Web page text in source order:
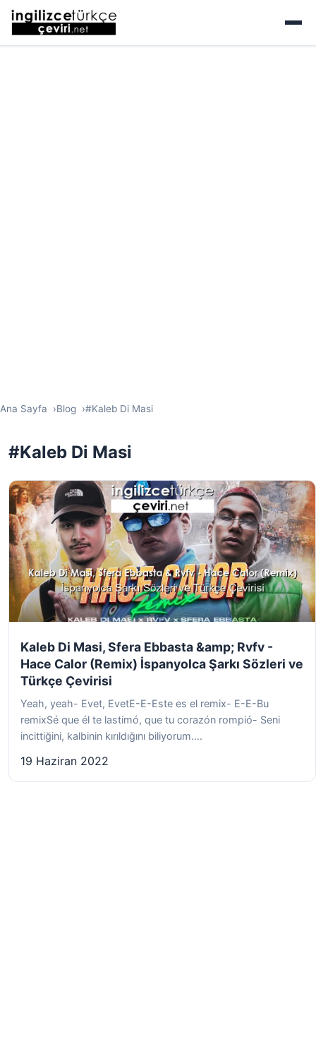
Ana Sayfa Blog #Kaleb Di Masi
#Kaleb Di Masi
Kaleb Di Masi, Sfera Ebbasta &amp; Rvfv -
Hace Calor (Remix) İspanyolca Şarkı Sözleri ve
Türkçe Çevirisi
Yeah, yeah- Evet, EvetE-E-Este es el remix- E-E-Bu
remixSé que él te lastimó, que tu corazón rompió- Seni
incittiğini, kalbinin kırıldığını biliyorum....
19 Haziran 2022